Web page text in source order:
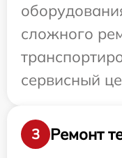
сложного
сервисный
3
Ремонт